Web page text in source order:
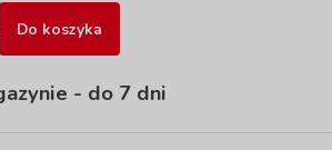
Do koszyka
- do 7 dni